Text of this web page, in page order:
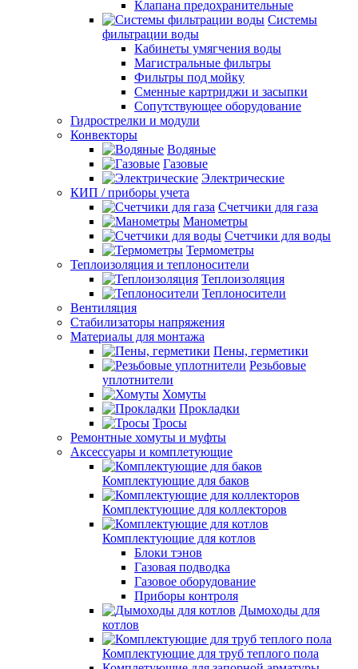
Клапана предохранительные
Системы
фильтрации воды
Кабинеты умягчения воды
Магистральные фильтры
Фильтры под мойку
Сменные картриджи и засыпки
Сопутствующее оборудование
Гидрострелки и модули
Конвекторы
Водяные
Газовые
Электрические
КИП / приборы учета
Счетчики для газа
Манометры
Счетчики для воды
Термометры
Теплоизоляция и теплоносители
Теплоизоляция
Теплоносители
Вентиляция
Стабилизаторы напряжения
Материалы для монтажа
Пены, герметики
Резьбовые
уплотнители
Хомуты
Прокладки
Тросы
Ремонтные хомуты и муфты
Аксессуары и комплетующие
Комплектующие для баков
Комплектующие для коллекторов
Комплектующие для котлов
Блоки тэнов
Газовая подводка
Газовое оборудование
Приборы контроля
Дымоходы для
котлов
Комплектующие для труб теплого пола